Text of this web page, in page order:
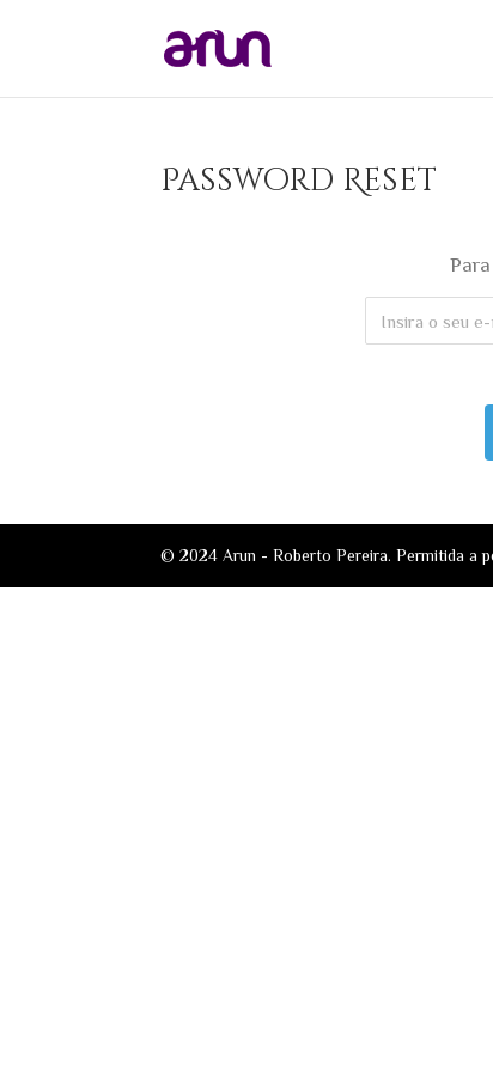
Password Reset
© 2024 Arun - Roberto Pereira. Permitida a